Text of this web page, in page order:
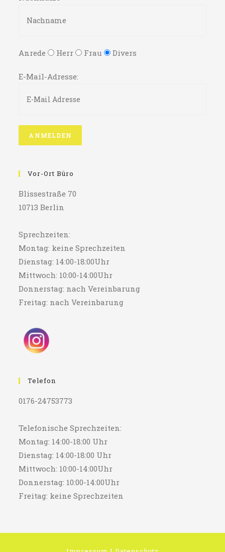
Anrede Herr Frau Divers
E-Mail-Adresse:
Vor-Ort Büro
Blissestraße 70
10713 Berlin
Sprechzeiten:
Montag: keine Sprechzeiten
Dienstag: 14:00-18:00Uhr
Mittwoch: 10:00-14:00Uhr
Donnerstag: nach Vereinbarung
Freitag: nach Vereinbarung
Telefon
0176-24753773
Telefonische Sprechzeiten:
Montag: 14:00-18:00 Uhr
Dienstag: 14:00-18:00 Uhr
Mittwoch: 10:00-14:00Uhr
Donnerstag: 10:00-14:00Uhr
Freitag: keine Sprechzeiten